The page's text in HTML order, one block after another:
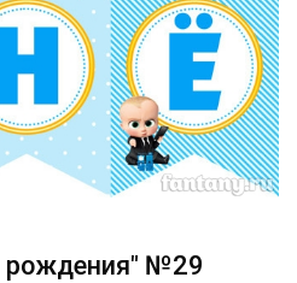
рождения" №29